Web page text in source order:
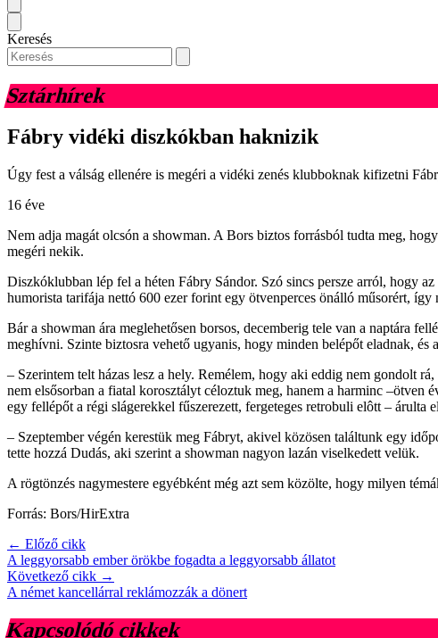
Keresés
Sztárhírek
Fábry vidéki diszkókban haknizik
Úgy fest a válság ellenére is megéri a vidéki zenés klubboknak kifizetni
16 éve
Nem adja magát olcsón a showman. A Bors biztos forrásból tudta meg,
megéri nekik.
Diszkóklubban lép fel a héten Fábry Sándor. Szó sincs persze arról, hogy
humorista tarifája nettó 600 ezer forint egy ötvenperces önálló műsorért,
Bár a showman ára meglehetősen borsos, decemberig tele van a naptára
meghívni. Szinte biztosra vehető ugyanis, hogy minden belépőt eladnak,
– Szerintem telt házas lesz a hely. Remélem, hogy aki eddig nem gondolt
nem elsősorban a fiatal korosztályt céloztuk meg, hanem a harminc
egy fellépőt a régi slágerekkel fűszerezett, fergeteges retrobuli elôtt –
– Szeptember végén kerestük meg Fábryt, akivel közösen találtunk egy
tette hozzá Dudás, aki szerint a showman nagyon lazán viselkedett velük.
A rögtönzés nagymestere egyébként még azt sem közölte, hogy milyen
Forrás: Bors/HirExtra
← Előző cikk
A leggyorsabb ember örökbe fogadta a leggyorsabb állatot
Következő cikk →
A német kancellárral reklámozzák a dönert
Kapcsolódó cikkek